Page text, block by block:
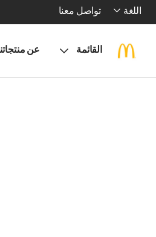
اللغة تواصل معنا
القائمة عن